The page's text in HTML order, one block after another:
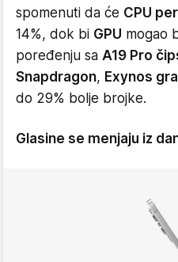
spomenuti da će CPU
14%, dok bi GPU mogao
poređenju sa A19 Pro
Snapdragon, Exynos
do 29% bolje brojke.
Glasine se menjaju iz